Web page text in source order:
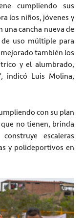
cumpliendo sus
los niños, jóvenes y
cancha nueva de
uso múltiple para
también los
y el alumbrado,
indicó Luis Molina,
con su plan
no tienen, brinda
escaleras
y polideportivos en